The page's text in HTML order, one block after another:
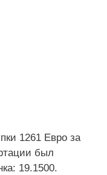
1261 Евро за
был
19.1500.